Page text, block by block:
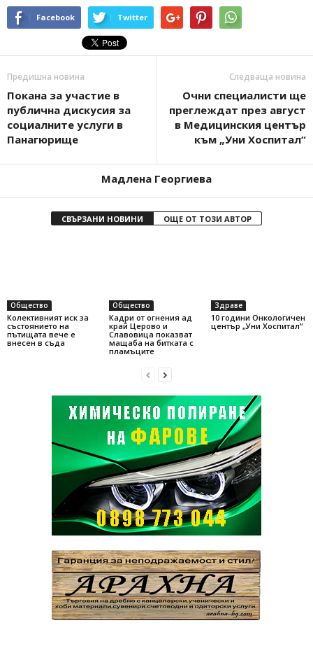
Facebook Twitter
Предишна новина
Покана за участие в
публична дискусия за
социалните услуги в
Панагюрище
Следваща новина
Очни специалисти ще
преглеждат през август
в Медицинския център
към „Уни Хоспитал“
Мадлена Георгиева
СВЪРЗАНИ НОВИНИ ОЩЕ ОТ ТОЗИ АВТОР
Общество
Колективният иск за
състоянието на
пътищата вече е
внесен в съда
Общество
Кадри от огнения ад
край Церово и
Славовица показват
мащаба на битката с
пламъците
Здраве
10 години Онкологичен
център „Уни Хоспитал“